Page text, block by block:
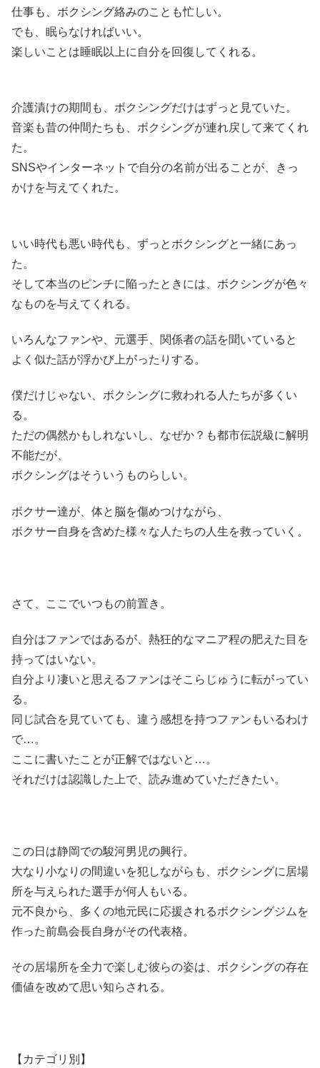
仕事も、ボクシング絡みのことも忙しい。
でも、眠らなければいい。
楽しいことは睡眠以上に自分を回復してくれる。
介護漬けの期間も、ボクシングだけはずっと見ていた。
音楽も昔の仲間たちも、ボクシングが連れ戻して来てくれ
た。
SNSやインターネットで自分の名前が出ることが、きっ
かけを与えてくれた。
いい時代も悪い時代も、ずっとボクシングと一緒にあっ
た。
そして本当のピンチに陥ったときには、ボクシングが色々
なものを与えてくれる。
いろんなファンや、元選手、関係者の話を聞いていると
よく似た話が浮かび上がったりする。
僕だけじゃない、ボクシングに救われる人たちが多くい
る。
ただの偶然かもしれないし、なぜか？も都市伝説級に解明
不能だが、
ボクシングはそういうものらしい。
ボクサー達が、体と脳を傷めつけながら、
ボクサー自身を含めた様々な人たちの人生を救っていく。
さて、ここでいつもの前置き。
自分はファンではあるが、熱狂的なマニア程の肥えた目を
持ってはいない。
自分より凄いと思えるファンはそこらじゅうに転がってい
る。
同じ試合を見ていても、違う感想を持つファンもいるわけ
で…。
ここに書いたことが正解ではないと…。
それだけは認識した上で、読み進めていただきたい。
この日は静岡での駿河男児の興行。
大なり小なりの間違いを犯しながらも、ボクシングに居場
所を与えられた選手が何人もいる。
元不良から、多くの地元民に応援されるボクシングジムを
作った前島会長自身がその代表格。
その居場所を全力で楽しむ彼らの姿は、ボクシングの存在
価値を改めて思い知らされる。
【カテゴリ別】